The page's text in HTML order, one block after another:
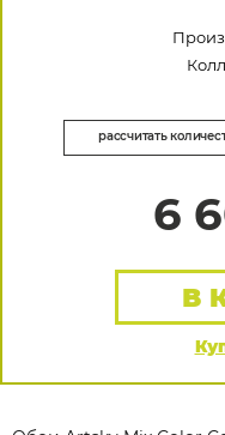
рассчитать
6
В